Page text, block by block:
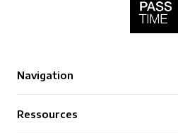
Navigation
Ressources